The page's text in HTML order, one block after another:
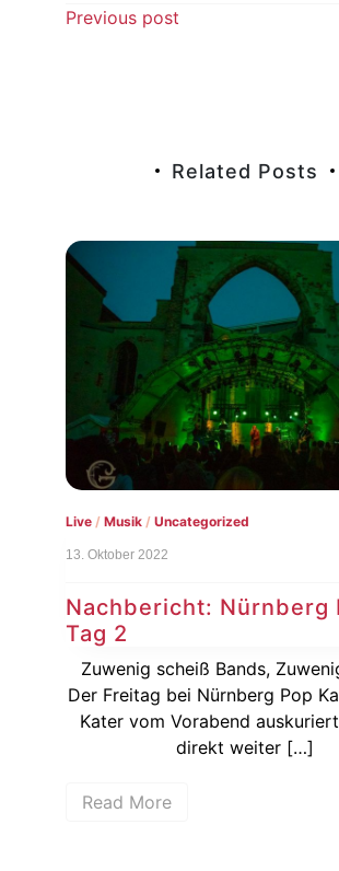
Previous post
Related Posts
Live/ Musik/ Uncategorized
13. Oktober 2022
Nachbericht: Nürnberg
Tag 2
Zuwenig scheiß Bands,
Der Freitag bei Nürnberg Pop
Kater vom Vorabend
direkt weiter […]
Read More